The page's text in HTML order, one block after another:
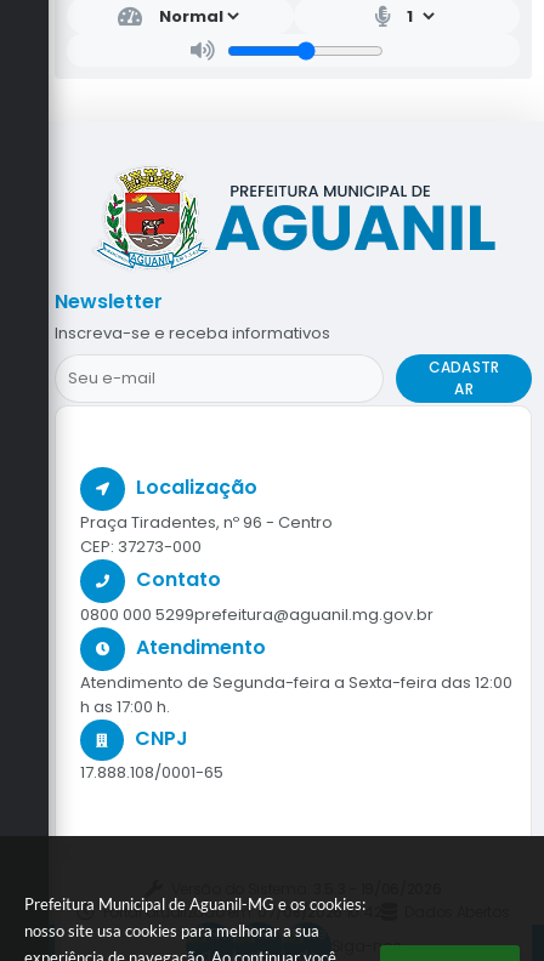
Prefeitura Municipal de Aguanil-MG e os cookies:
nosso site usa cookies para melhorar a sua
Localização
Praça Tiradentes, nº 96 - Centro
CEP: 37273-000
Contato
0800 000 5299prefeitura@aguanil.mg.gov.br
Atendimento
Atendimento de Segunda-feira a Sexta-feira das 12:00
h as 17:00 h.
CNPJ
17.888.108/0001-65
Newsletter
Inscreva-se e receba informativos
CADASTR
AR
Portal atualizado em:07/08/2026 10:42
Siga-nos